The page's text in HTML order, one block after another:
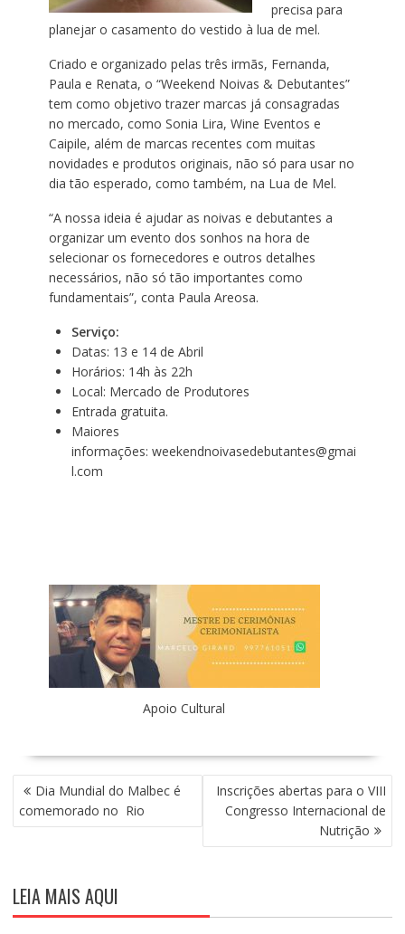
precisa para
planejar o casamento do vestido à lua de mel.
Criado e organizado pelas três irmãs, Fernanda,
Paula e Renata, o “Weekend Noivas & Debutantes”
tem como objetivo trazer marcas já consagradas
no mercado, como Sonia Lira, Wine Eventos e
Caipile, além de marcas recentes com muitas
novidades e produtos originais, não só para usar no
dia tão esperado, como também, na Lua de Mel.
“A nossa ideia é ajudar as noivas e debutantes a
organizar um evento dos sonhos na hora de
selecionar os fornecedores e outros detalhes
necessários, não só tão importantes como
fundamentais”, conta Paula Areosa.
Serviço:
Datas: 13 e 14 de Abril
Horários: 14h às 22h
Local: Mercado de Produtores
Entrada gratuita.
Maiores
informações: weekendnoivasedebutantes@gmai
l.com
Apoio Cultural
N
A
V
A
Ç
Ã
Dia Mundial do Malbec é
comemorado no Rio
Inscrições abertas para o VIII
Congresso Internacional de
Nutrição
LEIA MAIS AQUI